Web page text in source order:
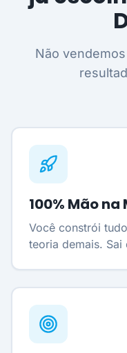
Não
100% Mão na
Você constrói
teoria demais.